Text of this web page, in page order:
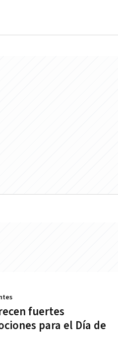
fuertes
para el Día de